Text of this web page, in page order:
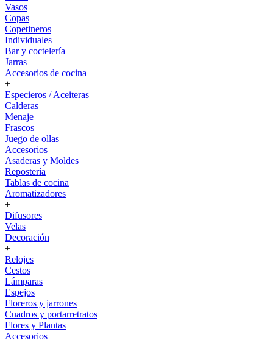
Vasos
Copas
Copetineros
Individuales
Bar y coctelería
Jarras
Accesorios de cocina
+
Especieros / Aceiteras
Calderas
Menaje
Frascos
Juego de ollas
Accesorios
Asaderas y Moldes
Repostería
Tablas de cocina
Aromatizadores
+
Difusores
Velas
Decoración
+
Relojes
Cestos
Lámparas
Espejos
Floreros y jarrones
Cuadros y portarretratos
Flores y Plantas
Accesorios